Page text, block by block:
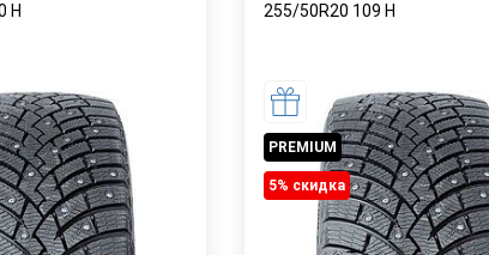
H
255/50R20 109 H
PREMIUM
5% cкидка